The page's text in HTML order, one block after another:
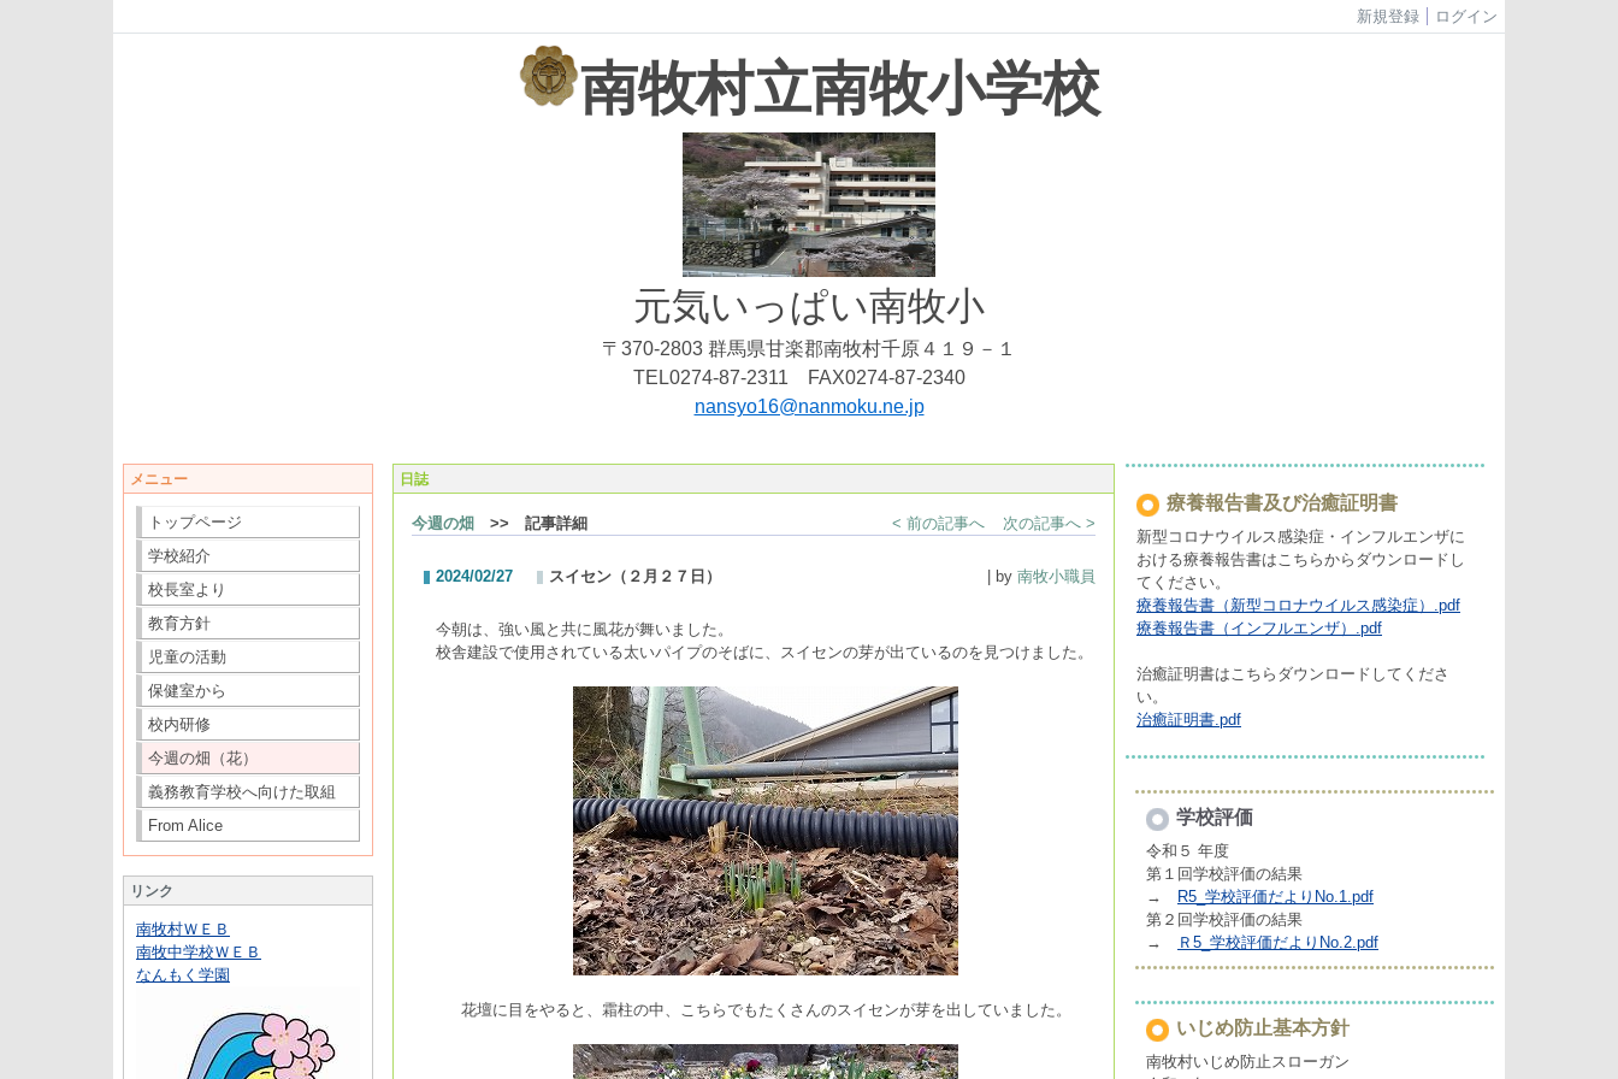
新規登録 ログイン
南牧村立南牧小学校
元気いっぱい南牧小
〒370-2803 群馬県甘楽郡南牧村千原４１９－１
TEL0274-87-2311 FAX0274-87-2340
nansyo16@nanmoku.ne.jp
メニュー
トップページ
学校紹介
校長室より
教育方針
児童の活動
保健室から
校内研修
今週の畑（花）
義務教育学校へ向けた取組
From Alice
リンク
南牧村ＷＥＢ
南牧中学校ＷＥＢ
なんもく学園
日誌
今週の畑 >> 記事詳細 < 前の記事へ 次の記事へ >
2024/02/27 スイセン（２月２７日） | by 南牧小職員
今朝は、強い風と共に風花が舞いました。
校舎建設で使用されている太いパイプのそばに、スイセンの芽が出ているのを見つけました。
花壇に目をやると、霜柱の中、こちらでもたくさんのスイセンが芽を出していました。
療養報告書及び治癒証明書
新型コロナウイルス感染症・インフルエンザに
おける療養報告書はこちらからダウンロードし
てください。
療養報告書（新型コロナウイルス感染症）.pdf
療養報告書（インフルエンザ）.pdf
治癒証明書はこちらダウンロードしてくださ
い。
治癒証明書.pdf
学校評価
令和５ 年度
第１回学校評価の結果
→
R5_学校評価だよりNo.1.pdf
第２回学校評価の結果
→
Ｒ5_学校評価だよりNo.2.pdf
いじめ防止基本方針
南牧村いじめ防止スローガン